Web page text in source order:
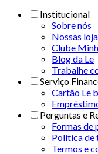
Institucional
Sobre nós
Nossas
Clube
Blog da Le
Trabalhe
Serviço
Cartão Le
Perguntas e
Formas de
Política de
Termos e